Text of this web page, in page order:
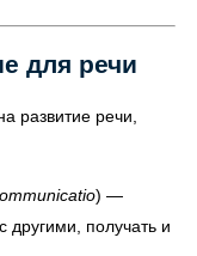
для речи
развитие речи,
) —
другими, получать и